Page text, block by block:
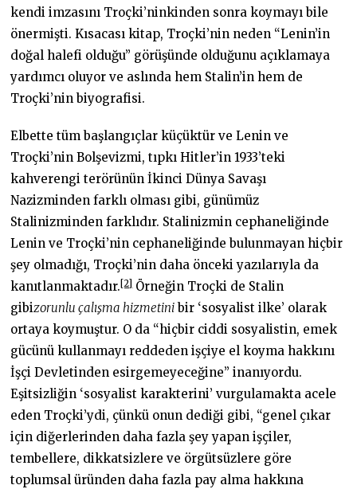
kendi imzasını Troçki’ninkinden sonra koymayı bile
önermişti. Kısacası kitap, Troçki’nin neden “Lenin’in
doğal halefi olduğu” görüşünde olduğunu açıklamaya
yardımcı oluyor ve aslında hem Stalin’in hem de
Troçki’nin biyografisi.
Elbette tüm başlangıçlar küçüktür ve Lenin ve
Troçki’nin Bolşevizmi, tıpkı Hitler’in 1933’teki
kahverengi terörünün İkinci Dünya Savaşı
Nazizminden farklı olması gibi, günümüz
Stalinizminden farklıdır. Stalinizmin cephaneliğinde
Lenin ve Troçki’nin cephaneliğinde bulunmayan hiçbir
şey olmadığı, Troçki’nin daha önceki yazılarıyla da
kanıtlanmaktadır.[2]Örneğin Troçki de Stalin
gibizorunlu çalışma hizmetini bir ‘sosyalist ilke’ olarak
ortaya koymuştur. O da “hiçbir ciddi sosyalistin, emek
gücünü kullanmayı reddeden işçiye el koyma hakkını
İşçi Devletinden esirgemeyeceğine” inanıyordu.
Eşitsizliğin ‘sosyalist karakterini’ vurgulamakta acele
eden Troçki’ydi, çünkü onun dediği gibi, “genel çıkar
için diğerlerinden daha fazla şey yapan işçiler,
tembellere, dikkatsizlere ve örgütsüzlere göre
toplumsal üründen daha fazla pay alma hakkına